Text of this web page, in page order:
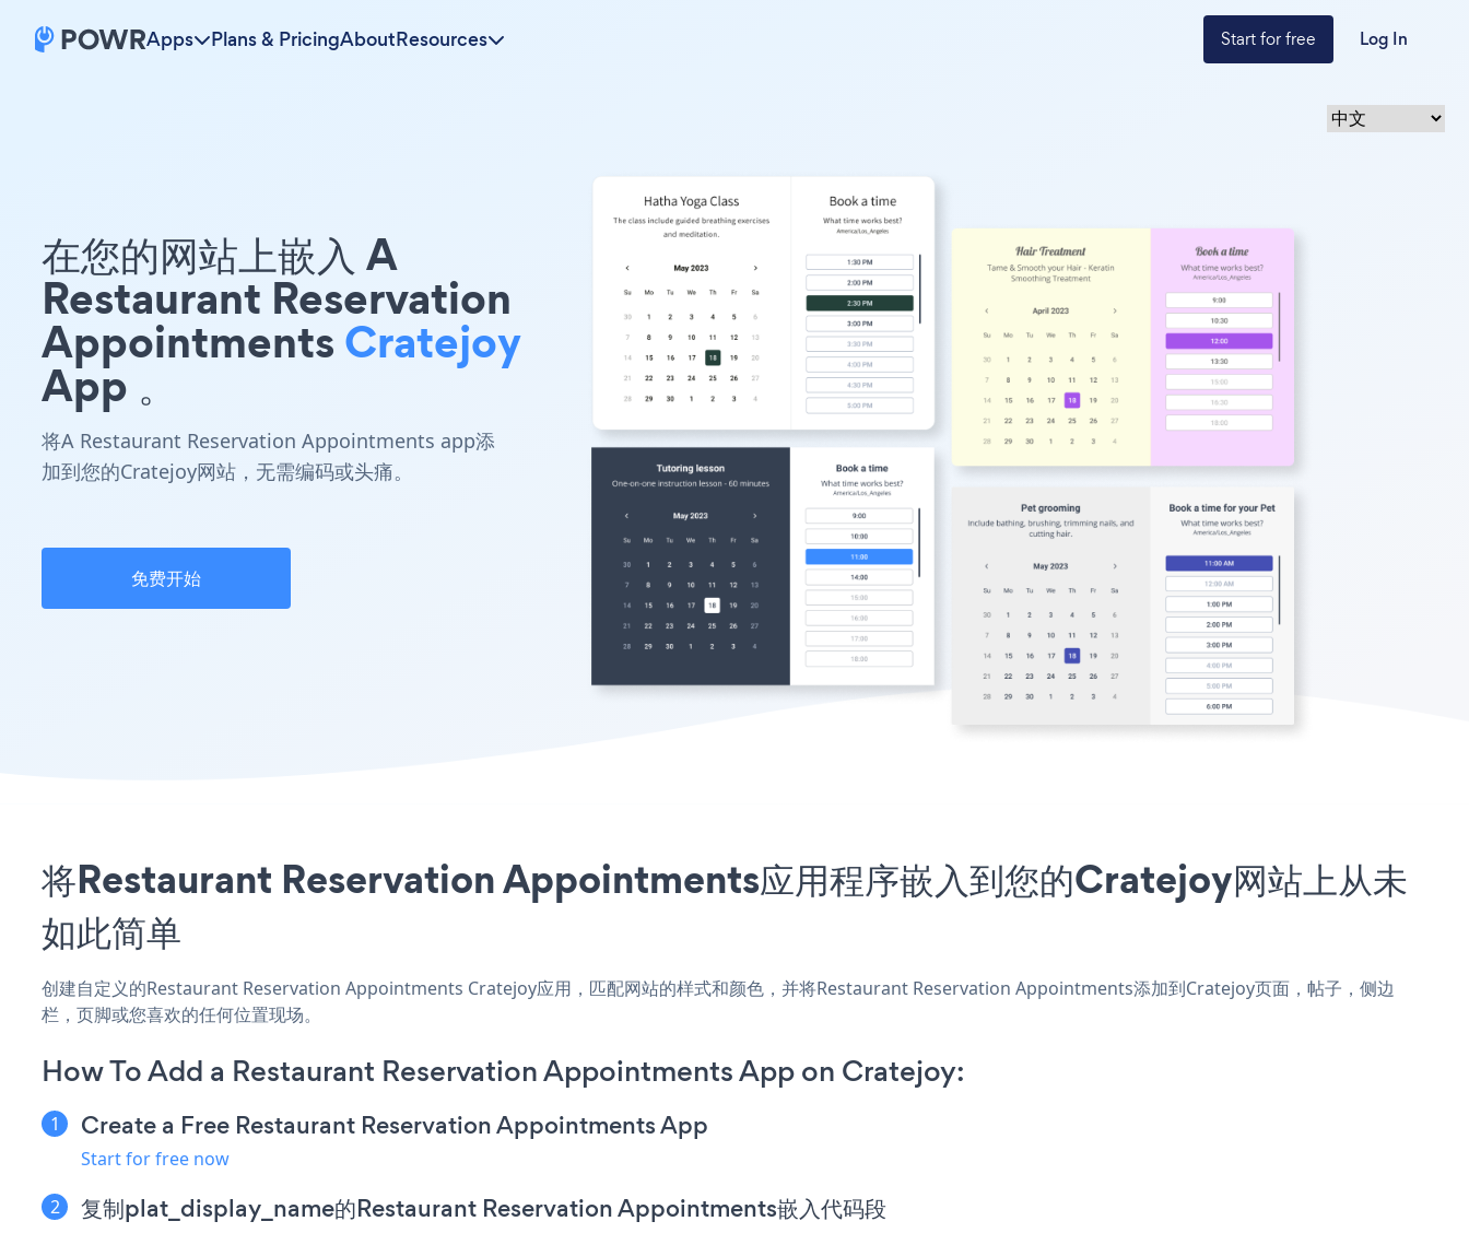
Apps Plans & PricingAboutResources Start for free Log In
在您的网站上嵌入 A
Restaurant Reservation
AppointmentsCratejoy
App 。
将A Restaurant Reservation Appointments app添
加到您的Cratejoy网站，无需编码或头痛。
免费开始
将Restaurant Reservation Appointments应用程序嵌入到您的Cratejoy网站上从未
如此简单
创建自定义的Restaurant Reservation Appointments Cratejoy应用，匹配网站的样式和颜色，并将Restaurant Reservation Appointments添加到Cratejoy页面，帖子，侧边
栏，页脚或您喜欢的任何位置现场。
How To Add a Restaurant Reservation Appointments App on Cratejoy:
Create a Free Restaurant Reservation Appointments App
Start for free now
复制plat_display_name的Restaurant Reservation Appointments嵌入代码段